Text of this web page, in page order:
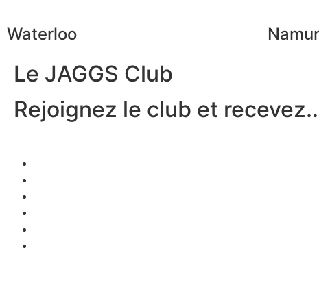
Waterloo Namur
Le JAGGS Club
Rejoignez le club et